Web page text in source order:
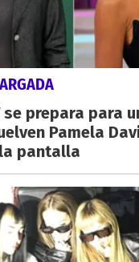
se prepara para
Pamela
pantalla